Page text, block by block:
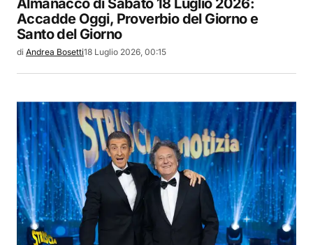
Almanacco di Sabato 18 Luglio 2026:
Accadde Oggi, Proverbio del Giorno e
Santo del Giorno
di Andrea Bosetti18 Luglio 2026, 00:15